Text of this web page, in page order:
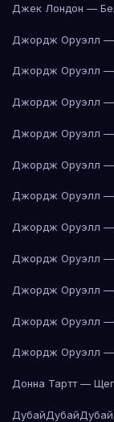
Джек Лондон —
Джордж Оруэлл —
Джордж Оруэлл —
Джордж Оруэлл —
Джордж Оруэлл —
Джордж Оруэлл —
Джордж Оруэлл —
Джордж Оруэлл —
Джордж Оруэлл —
Джордж Оруэлл —
Джордж Оруэлл —
Джордж Оруэлл —
Донна Тартт —
ДубайДубайДубай